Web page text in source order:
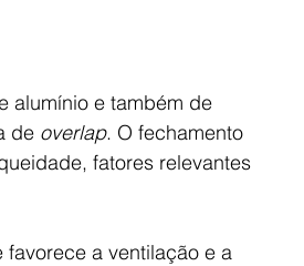
alumínio e também de
de overlap. O fechamento
fatores relevantes
a ventilação e a